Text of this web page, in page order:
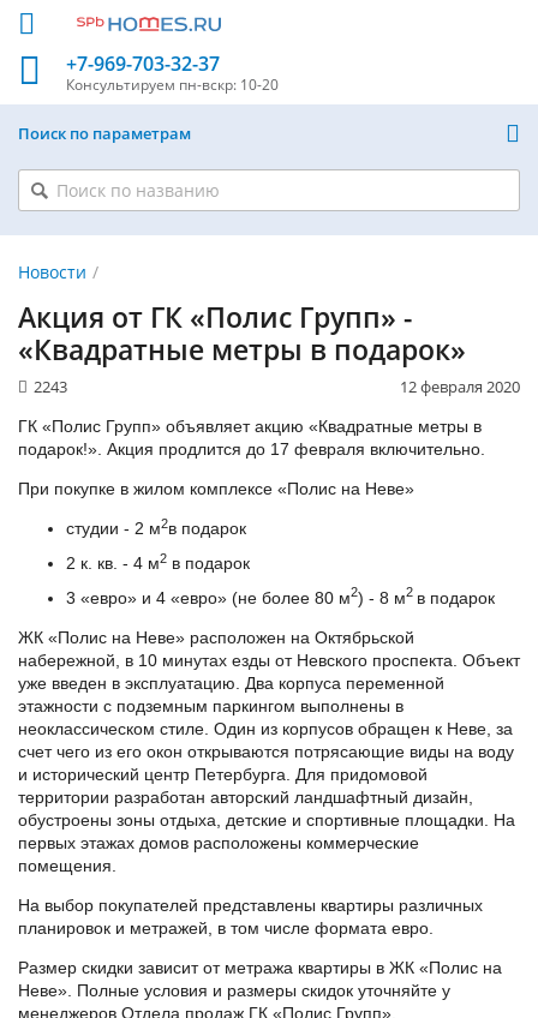
+7-969-703-32-37
Консультируем пн-вскр: 10-20
Поиск по параметрам
Новости
Акция от ГК «Полис Групп» -
«Квадратные метры в подарок»
12 февраля 2020
2243
ГК «Полис Групп» объявляет акцию «Квадратные метры в
подарок!». Акция продлится до 17 февраля включительно.
При покупке в жилом комплексе «Полис на Неве»
студии - 2 м2в подарок
2 к. кв. - 4 м2 в подарок
3 «евро» и 4 «евро» (не более 80 м2) - 8 м2 в подарок
ЖК «Полис на Неве» расположен на Октябрьской
набережной, в 10 минутах езды от Невского проспекта. Объект
уже введен в эксплуатацию. Два корпуса переменной
этажности с подземным паркингом выполнены в
неоклассическом стиле. Один из корпусов обращен к Неве, за
счет чего из его окон открываются потрясающие виды на воду
и исторический центр Петербурга. Для придомовой
территории разработан авторский ландшафтный дизайн,
обустроены зоны отдыха, детские и спортивные площадки. На
первых этажах домов расположены коммерческие
помещения.
На выбор покупателей представлены квартиры различных
планировок и метражей, в том числе формата евро.
Размер скидки зависит от метража квартиры в ЖК «Полис на
Неве». Полные условия и размеры скидок уточняйте у
менеджеров Отдела продаж ГК «Полис Групп».